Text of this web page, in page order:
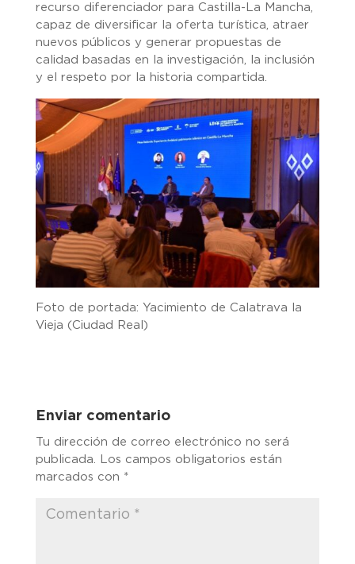
recurso diferenciador para Castilla-La Mancha,
capaz de diversificar la oferta turística, atraer
nuevos públicos y generar propuestas de
calidad basadas en la investigación, la inclusión
y el respeto por la historia compartida.
Foto de portada: Yacimiento de Calatrava la
Vieja (Ciudad Real)
Enviar comentario
Tu dirección de correo electrónico no será
publicada. Los campos obligatorios están
marcados con *